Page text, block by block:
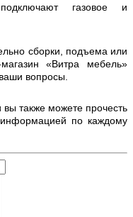
газовое и
сборки, подъема или
«Витра мебель»
вопросы.
также можете прочесть
по каждому